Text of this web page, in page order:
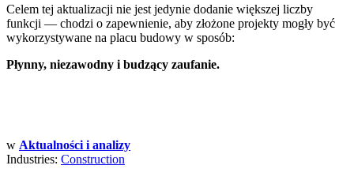
Celem tej aktualizacji nie jest jedynie dodanie większej liczby
funkcji — chodzi o zapewnienie, aby złożone projekty mogły być
wykorzystywane na placu budowy w sposób:
Płynny, niezawodny i budzący zaufanie.
w Aktualności i analizy
Industries: Construction